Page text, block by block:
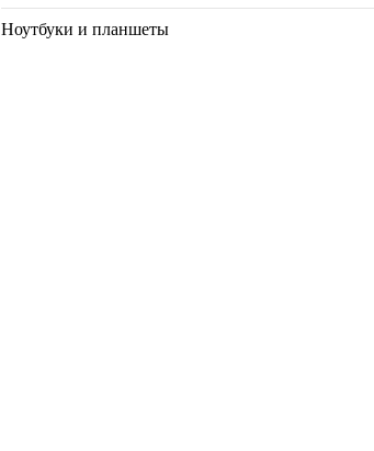
Ноутбуки и планшеты